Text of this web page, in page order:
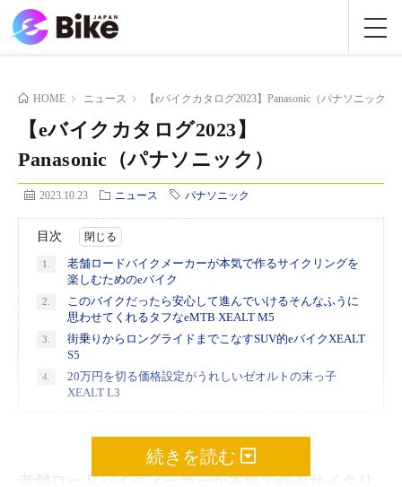
HOME ニュース 【eバイクカタログ2023】Panasonic（パナソニック）
【eバイクカタログ2023】
Panasonic（パナソニック）
2023.10.23 ニュース パナソニック
目次
1.
老舗ロードバイクメーカーが本気で作るサイクリングを
楽しむためのeバイク
2.
このバイクだったら安心して進んでいけるそんなふうに
思わせてくれるタフなeMTB XEALT M5
3.
街乗りからロングライドまでこなすSUV的eバイクXEALT
S5
4.
20万円を切る価格設定がうれしいゼオルトの末っ子
XEALT L3
続きを読む